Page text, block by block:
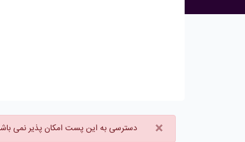
× دسترسی به این پست امکان پذیر نمی